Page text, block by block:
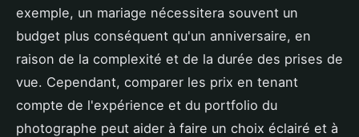
exemple, un mariage nécessitera souvent un
budget plus conséquent qu'un anniversaire, en
raison de la complexité et de la durée des prises de
vue. Cependant, comparer les prix en tenant
compte de l'expérience et du portfolio du
photographe peut aider à faire un choix éclairé et à